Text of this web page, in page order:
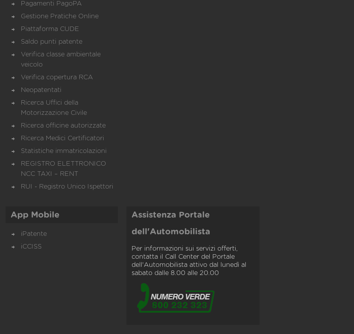
Pagamenti PagoPA
Gestione Pratiche Online
Piattaforma CUDE
Saldo punti patente
Verifica classe ambientale
veicolo
Verifica copertura RCA
Neopatentati
Ricerca Uffici della
Motorizzazione Civile
Ricerca officine autorizzate
Ricerca Medici Certificatori
Statistiche immatricolazioni
REGISTRO ELETTRONICO
NCC TAXI – RENT
RUI - Registro Unico Ispettori
App Mobile
iPatente
iCCISS
Assistenza Portale
dell'Automobilista
Per informazioni sui servizi offerti,
contatta il Call Center del Portale
dell'Automobilista attivo dal lunedì al
sabato dalle 8.00 alle 20.00